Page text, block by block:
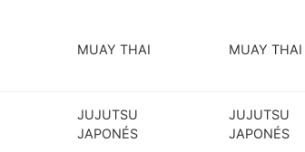
MUAY THAI MUAY THAI
JUJUTSU
JAPONÉS
JUJUTSU
JAPONÉS